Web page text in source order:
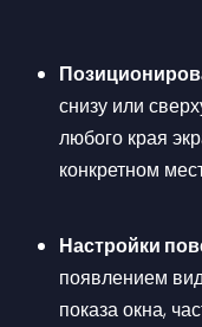
снизу или
любого края
конкретном
Настройки
появлением
показа окна,